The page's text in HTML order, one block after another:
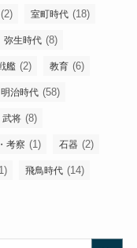
(2) 室町時代 (18)
弥生時代 (8)
艦 (2) 教育 (6)
明治時代 (58)
武将 (8)
考察 (1) 石器 (2)
飛鳥時代 (14)